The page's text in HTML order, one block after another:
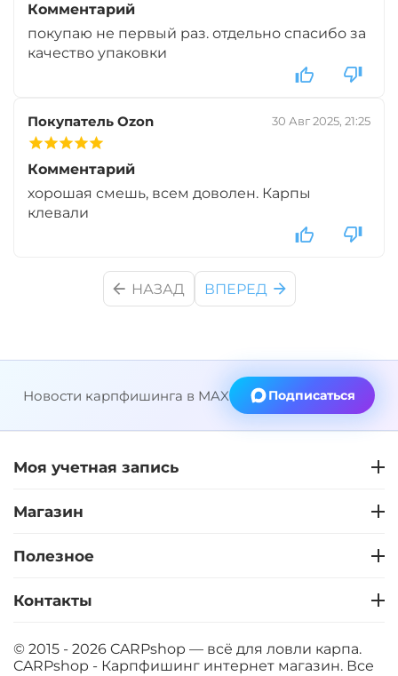
Комментарий
покупаю не первый раз. отдельно спасибо за
качество упаковки
Покупатель Ozon 30 Авг 2025, 21:25
Комментарий
хорошая смешь, всем доволен. Карпы
клевали
НАЗАД ВПЕРЕД
Новости карпфишинга в MAX Подписаться
Моя учетная запись
Магазин
Полезное
Контакты
© 2015 - 2026 CARPshop — всё для ловли карпа.
CARPshop - Карпфишинг интернет магазин. Все